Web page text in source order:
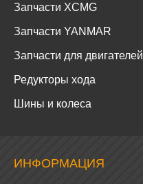
Запчасти XCMG
Запчасти YANMAR
Запчасти для двигателей
Редукторы хода
Шины и колеса
ИНФОРМАЦИЯ